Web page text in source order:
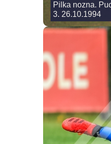
Pilka nozna.
3. 26.10.1994